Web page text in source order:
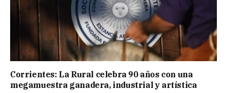
Corrientes: La Rural celebra 90 años con una
megamuestra ganadera, industrial y artística